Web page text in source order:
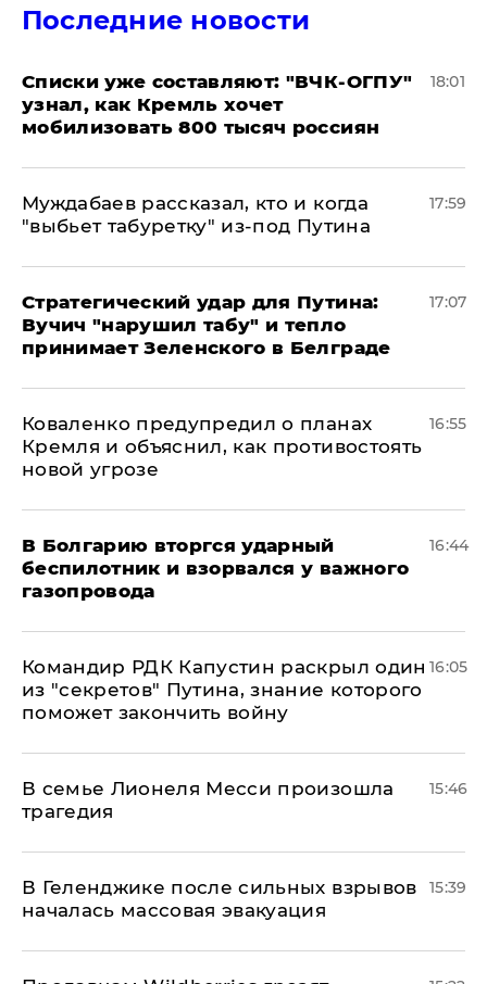
Последние новости
Списки уже составляют: "ВЧК-ОГПУ"
узнал, как Кремль хочет
мобилизовать 800 тысяч россиян
18:01
Муждабаев рассказал, кто и когда
"выбьет табуретку" из-под Путина
17:59
Стратегический удар для Путина:
Вучич "нарушил табу" и тепло
принимает Зеленского в Белграде
17:07
Коваленко предупредил о планах
Кремля и объяснил, как противостоять
новой угрозе
16:55
В Болгарию вторгся ударный
беспилотник и взорвался у важного
газопровода
16:44
Командир РДК Капустин раскрыл один
из "секретов" Путина, знание которого
поможет закончить войну
16:05
В семье Лионеля Месси произошла
трагедия
15:46
В Геленджике после сильных взрывов
началась массовая эвакуация
15:39